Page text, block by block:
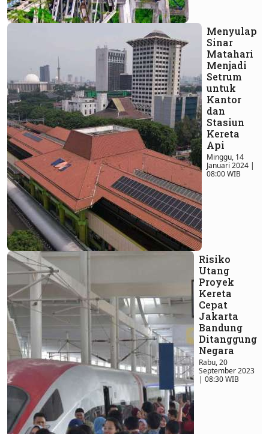
Menyulap
Sinar
Matahari
Menjadi
Setrum
untuk
Kantor
dan
Stasiun
Kereta
Api
Minggu, 14
Januari 2024 |
08:00 WIB
Risiko
Utang
Proyek
Kereta
Cepat
Jakarta
Bandung
Ditanggung
Negara
Rabu, 20
September 2023
| 08:30 WIB